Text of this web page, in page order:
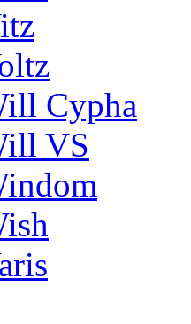
Cypha
VS